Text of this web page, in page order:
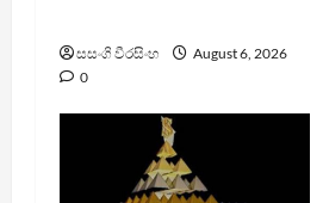
සසංගි වීරසිංහ
August 6, 2026
0